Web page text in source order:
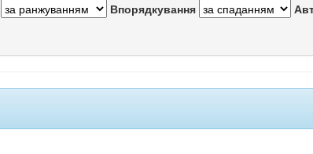
Впорядкування